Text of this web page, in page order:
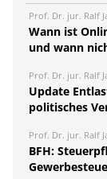
Prof. Dr. jur. Ralf
Wann ist
und wann
Prof. Dr. jur. Ralf
Update
politisches
Prof. Dr. jur. Ralf
BFH: